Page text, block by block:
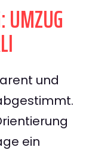
UMZUG
und
ein